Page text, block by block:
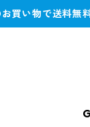
買い物で送料無